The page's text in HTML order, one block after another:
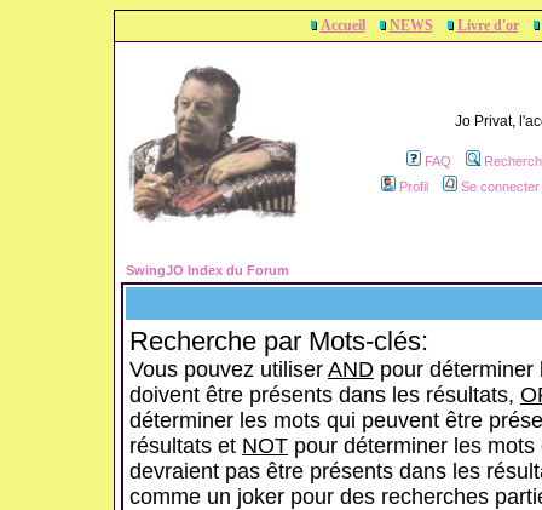
Accueil NEWS Livre d'or
Jo Privat,
FAQ
Profil
Se
SwingJO Index du Forum
Recherche par Mots-clés:
Vous pouvez utiliser AND pour déterminer
doivent être présents dans les résultats,
déterminer les mots qui peuvent être
résultats et NOT pour déterminer les mots
devraient pas être présents dans les
comme un joker pour des recherches